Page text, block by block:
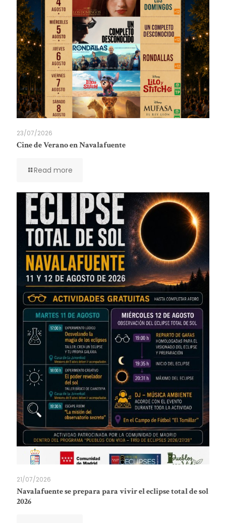
23/07/2026
Cine de Verano en Navalafuente
Read more
21/07/2026
Navalafuente se prepara para vivir el eclipse total de sol
2026